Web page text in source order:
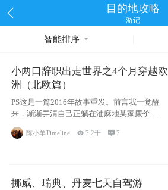
目的地攻略
游记
智能排序
小两口辞职出走世界之4个月穿越欧
洲（北欧篇）
PS这是一篇2016年故事重发。前言我一觉醒
来，渐渐弄清自己正躺在油麻地某家廉价宾
馆
陈小羊Timeline 7.2千 7
挪威、瑞典、丹麦七天自驾游